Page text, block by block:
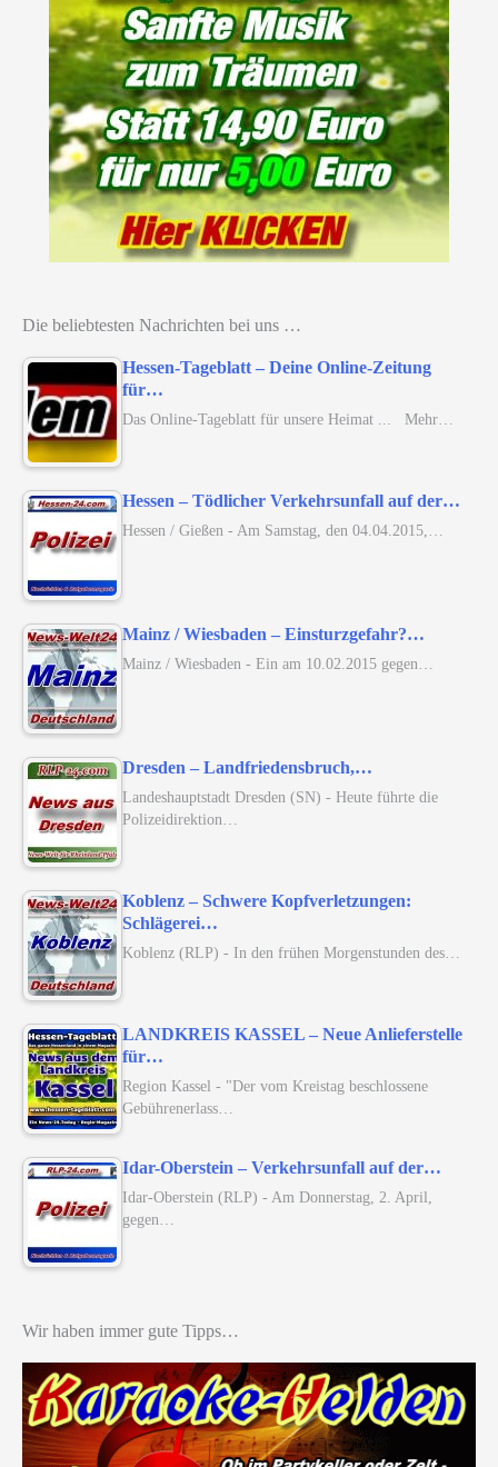
Die beliebtesten Nachrichten bei uns …
Hessen-Tageblatt – Deine Online-Zeitung
für…
Das Online-Tageblatt für unsere Heimat ... Mehr…
Hessen – Tödlicher Verkehrsunfall auf der…
Hessen / Gießen - Am Samstag, den 04.04.2015,…
Mainz / Wiesbaden – Einsturzgefahr?…
Mainz / Wiesbaden - Ein am 10.02.2015 gegen…
Dresden – Landfriedensbruch,…
Landeshauptstadt Dresden (SN) - Heute führte die
Polizeidirektion…
Koblenz – Schwere Kopfverletzungen:
Schlägerei…
Koblenz (RLP) - In den frühen Morgenstunden des…
LANDKREIS KASSEL – Neue Anlieferstelle
für…
Region Kassel - "Der vom Kreistag beschlossene
Gebührenerlass…
Idar-Oberstein – Verkehrsunfall auf der…
Idar-Oberstein (RLP) - Am Donnerstag, 2. April,
gegen…
Wir haben immer gute Tipps…